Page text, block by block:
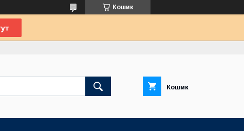
Кошик
Кошик